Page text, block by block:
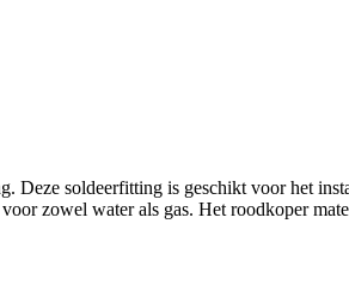
Deze soldeerfitting is geschikt voor het
zowel water als gas. Het roodkoper